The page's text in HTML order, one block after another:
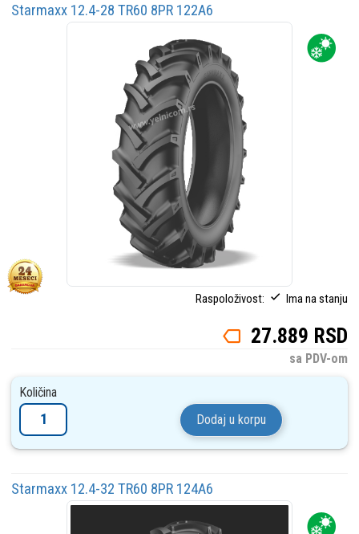
Starmaxx 12.4-28 TR60 8PR 122A6
Raspoloživost: Ima na stanju
27.889 RSD
sa PDV-om
Količina
Dodaj u korpu
Starmaxx 12.4-32 TR60 8PR 124A6